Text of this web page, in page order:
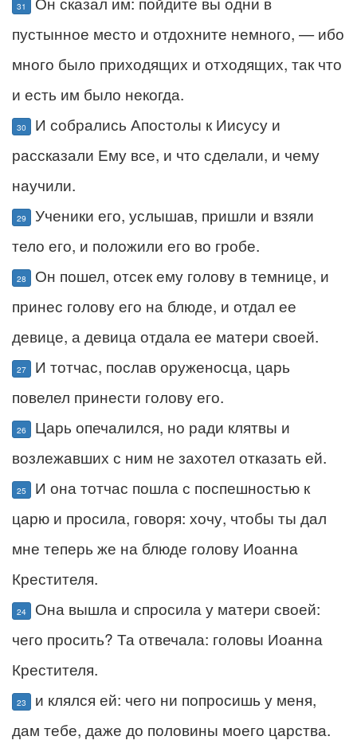
31
пустынное место и отдохните немного, — ибо
много было приходящих и отходящих, так что
и есть им было некогда.
30
И собрались Апостолы к Иисусу и
рассказали Ему все, и что сделали, и чему
научили.
29
Ученики его, услышав, пришли и взяли
тело его, и положили его во гробе.
28
Он пошел, отсек ему голову в темнице, и
принес голову его на блюде, и отдал ее
девице, а девица отдала ее матери своей.
27
И тотчас, послав оруженосца, царь
повелел принести голову его.
26
Царь опечалился, но ради клятвы и
возлежавших с ним не захотел отказать ей.
25
И она тотчас пошла с поспешностью к
царю и просила, говоря: хочу, чтобы ты дал
мне теперь же на блюде голову Иоанна
Крестителя.
24
Она вышла и спросила у матери своей:
чего просить? Та отвечала: головы Иоанна
Крестителя.
23
и клялся ей: чего ни попросишь у меня,
дам тебе, даже до половины моего царства.